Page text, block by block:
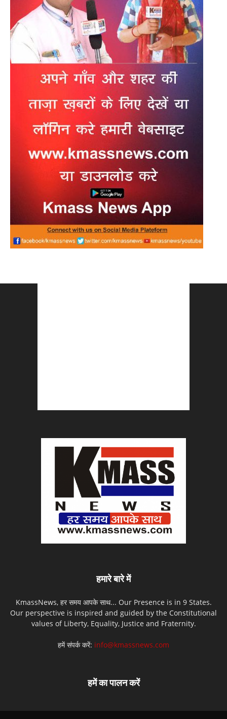
हमारे बारे में
KmassNews, हर समय आपके साथ... Our Presence is in 9 States.
Our perspective is inspired and guided by the Constitutional
values of Liberty, Equality, Justice and Fraternity.
हमें संपर्क करें: info@kmassnews.com
हमें का पालन करें